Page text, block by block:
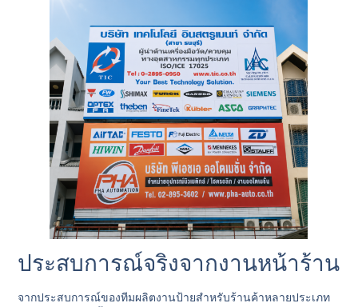
ประสบการณ์จริงจากงานหน้าร้าน
จากประสบการณ์ของทีมผลิตงานป้ายสำหรับร้านค้าหลายประเภท